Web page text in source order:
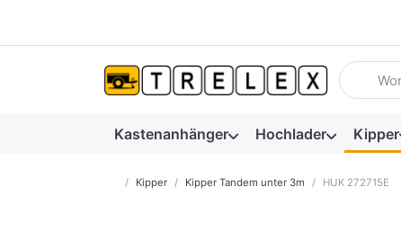
Geben
Kastenanhänger Hochlader Kipper
Startseite
Kipper Kipper Tandem unter 3m HUK 272715E